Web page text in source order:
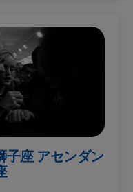
子座 アセンダン